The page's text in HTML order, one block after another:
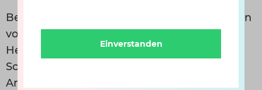
Bei uns haben Sie die Wahl aus vielen Artikeln
von bester Qualität und namhaften
Herstellern.
Schauen Sie sich um, stöbern Sie in unseren
Angeboten!
Einverstanden